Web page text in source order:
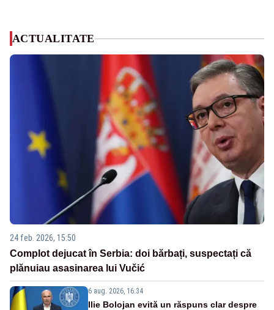
ACTUALITATE
24 feb. 2026, 15:50
Complot dejucat în Serbia: doi bărbați, suspectați că
plănuiau asasinarea lui Vučić
6 aug. 2026, 16:34
Ilie Bolojan evită un răspuns clar despre